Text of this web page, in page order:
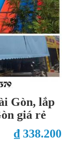
Gòn, lắp
giá rẻ
₫ 338.200